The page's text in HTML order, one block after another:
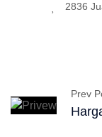
2836
Prev